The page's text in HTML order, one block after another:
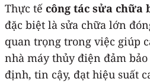
Thực tế công tác sửa chữa
đặc biệt là sửa chữa lớn
quan trọng trong việc giúp
nhà máy thủy điện đảm
định, tin cậy, đạt hiệu suất